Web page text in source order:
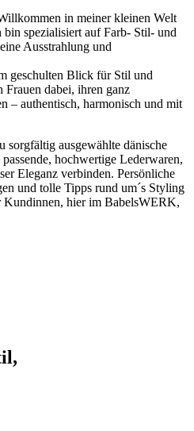
in meiner kleinen Welt
spezialisiert auf Farb- Stil- und
Ausstrahlung und
geschulten Blick für Stil und
dabei, ihren ganz
– authentisch, harmonisch und mit
sorgfältig ausgewählte dänische
hochwertige Lederwaren,
Eleganz verbinden. Persönliche
und tolle Tipps rund um´s Styling
Kundinnen, hier im BabelsWERK,